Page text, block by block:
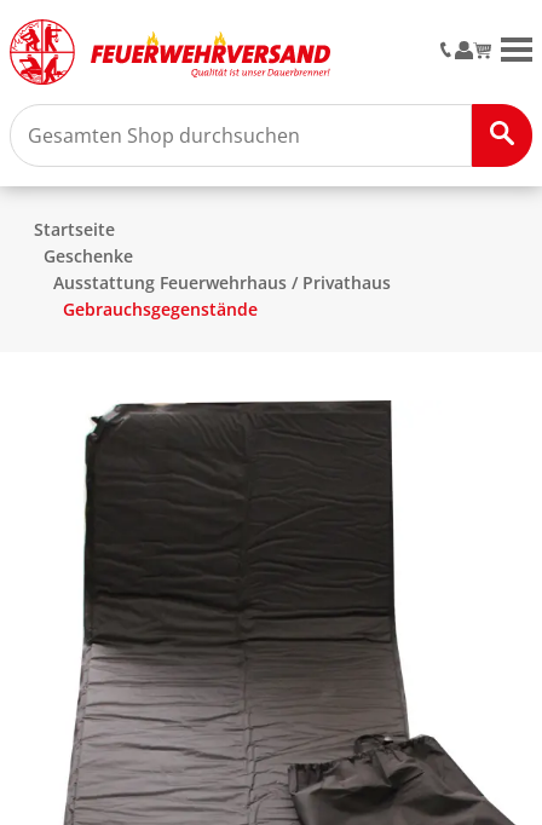
Startseite
Geschenke
Ausstattung Feuerwehrhaus / Privathaus
Gebrauchsgegenstände